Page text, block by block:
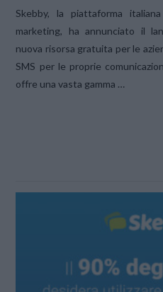
VIEW
Skebby, la piattaforma
marketing, ha annunciato il
nuova risorsa gratuita per le
SMS per le proprie
offre una vasta gamma …